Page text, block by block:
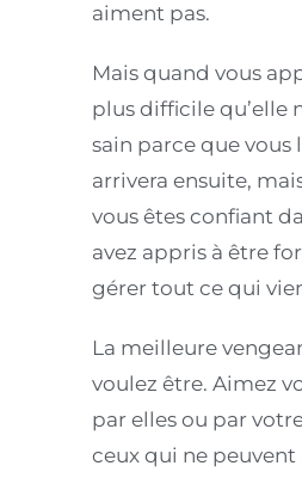
aiment pas.
Mais quand vous
plus difficile qu’elle
sain parce que vous
arrivera ensuite,
vous êtes confiant
avez appris à être
gérer tout ce qui
La meilleure
voulez être. Aimez
par elles ou par
ceux qui ne